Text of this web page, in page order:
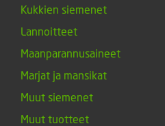
Kukkien siemenet
Lannoitteet
Maanparannusaineet
Marjat ja mansikat
Muut siemenet
Muut tuotteet